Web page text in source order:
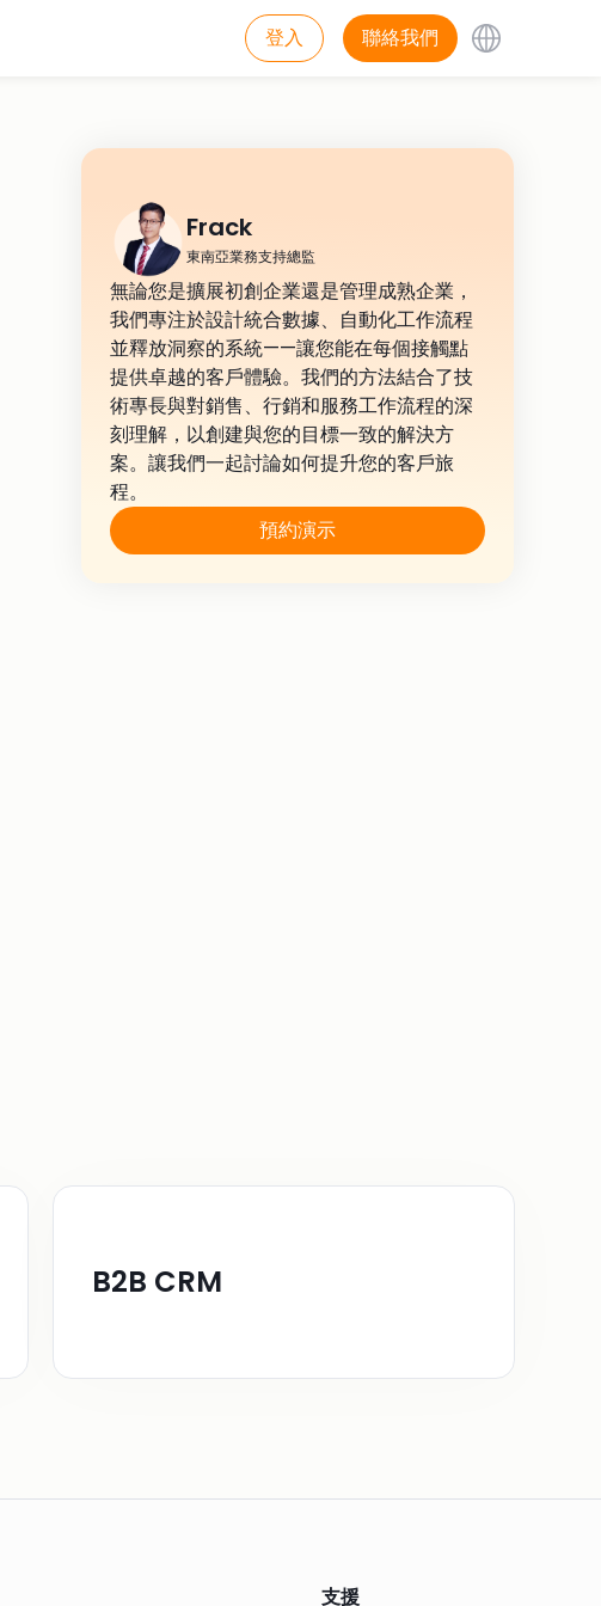
登入 聯絡我們
Frack
東南亞業務支持總監
無論您是擴展初創企業還是管理成熟企業，
我們專注於設計統合數據、自動化工作流程
並釋放洞察的系統——讓您能在每個接觸點
提供卓越的客戶體驗。我們的方法結合了技
術專長與對銷售、行銷和服務工作流程的深
刻理解，以創建與您的目標一致的解決方
案。讓我們一起討論如何提升您的客戶旅
程。
預約演示
B2B CRM
支援